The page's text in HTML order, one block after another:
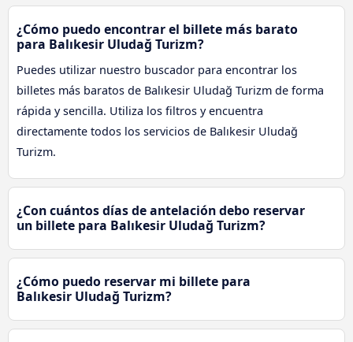
¿Cómo puedo encontrar el billete más barato
para Balıkesir Uludağ Turizm?
Puedes utilizar nuestro buscador para encontrar los
billetes más baratos de Balıkesir Uludağ Turizm de forma
rápida y sencilla. Utiliza los filtros y encuentra
directamente todos los servicios de Balıkesir Uludağ
Turizm.
¿Con cuántos días de antelación debo reservar
un billete para Balıkesir Uludağ Turizm?
¿Cómo puedo reservar mi billete para
Balıkesir Uludağ Turizm?